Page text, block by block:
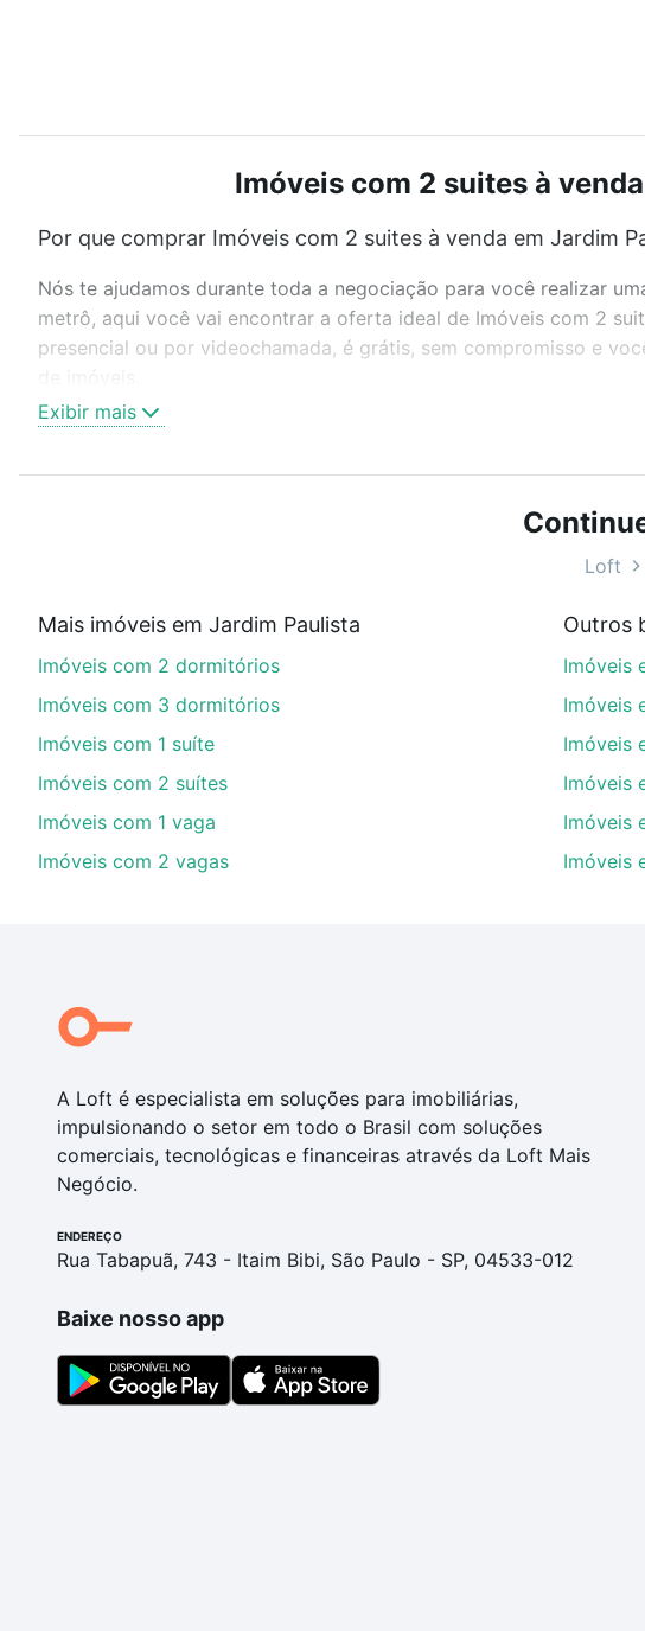
Imóveis com 2 suites à
Por que comprar Imóveis com 2 suites à venda em Jardim
Nós te ajudamos durante toda a negociação para você realizar
metrô, aqui você vai encontrar a oferta ideal de Imóveis com 2
presencial ou por videochamada, é grátis, sem compromisso e
Como escolher um imóvel?
Use barra de busca no topo para pesquisar por ruas, bairros e
ou sem vaga de garagem para combinar perfeitamente com o
Imóveis com 2 suites à venda em Jardim Paulista, Sorocaba, SP
Aqui na Loft temos a oferta ideal para você, com Imóveis com 2
financiamento imobiliário as parcelas podem se adequar ao seu
portal quanto custa comprar um apartamento e conte com a
Exibir mais
Loft
Mais imóveis em Jardim Paulista
Imóveis com 2 dormitórios
Imóveis com 3 dormitórios
Imóveis com 1 suíte
Imóveis com 2 suítes
Imóveis com 1 vaga
Imóveis com 2 vagas
Outros
Imóveis
Imóveis
Imóveis
Imóveis
Imóveis
Imóveis
A Loft é especialista em soluções para imobiliárias,
impulsionando o setor em todo o Brasil com soluções
comerciais, tecnológicas e financeiras através da Loft Mais
Negócio.
ENDEREÇO
Rua Tabapuã, 743 - Itaim Bibi, São Paulo - SP, 04533-012
Baixe nosso app